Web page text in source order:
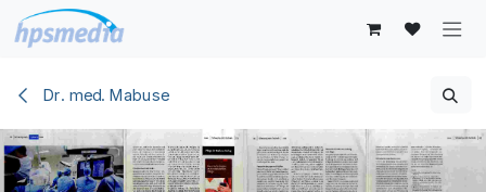
Zum Inhalt springen
Dr. med. Mabuse